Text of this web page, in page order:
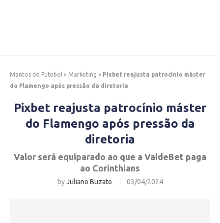
Mantos do Futebol » Marketing » Pixbet reajusta patrocínio máster
do Flamengo após pressão da diretoria
Pixbet reajusta patrocínio máster
do Flamengo após pressão da
diretoria
Valor será equiparado ao que a VaideBet paga
ao Corinthians
byJuliano Buzato 03/04/2024